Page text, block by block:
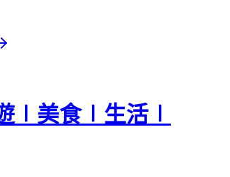
∣美食∣生活∣